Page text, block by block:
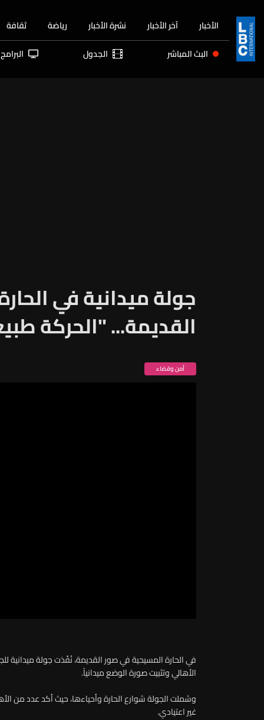
الأخبار آخر الأخبار نشرة الأخبار رياضة ثقافة
البث المباشر الجدول البرامج
جولة ميدانية في
القديمة... "الحركة
أمن وقضاء
في الحارة المسيحية في صور القديمة، نُفّذت جولة ميدانية
الأهالي وتثبيت صورة الوضع ميدانياً.
وشملت الجولة شوارع الحارة وأحياءها، حيث أكد عدد من
غير اعتيادي.